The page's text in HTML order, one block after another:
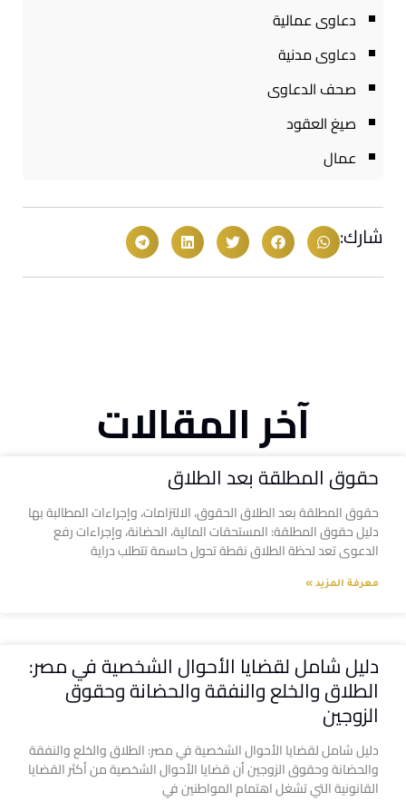
دعاوى عمالية
دعاوى مدنية
صحف الدعاوى
صيغ العقود
عمال
شارك:
آخر المقالات
حقوق المطلقة بعد الطلاق
حقوق المطلقة بعد الطلاق الحقوق، الالتزامات، وإجراءات المطالبة بها
دليل حقوق المطلقة: المستحقات المالية، الحضانة، وإجراءات رفع
الدعوى تعد لحظة الطلاق نقطة تحول حاسمة تتطلب دراية
معرفة المزيد »
دليل شامل لقضايا الأحوال الشخصية في مصر:
الطلاق والخلع والنفقة والحضانة وحقوق
الزوجين
دليل شامل لقضايا الأحوال الشخصية في مصر: الطلاق والخلع والنفقة
والحضانة وحقوق الزوجين أن قضايا الأحوال الشخصية من أكثر القضايا
القانونية التي تشغل اهتمام المواطنين في